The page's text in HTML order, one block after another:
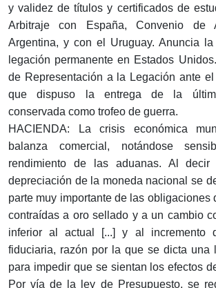
y validez de títulos y certificados de
Arbitraje con España, Convenio de
Argentina, y con el Uruguay. Anuncia
legación permanente en Estados
de Representación a la Legación ante el
que dispuso la entrega de la
conservada como trofeo de guerra.
HACIENDA: La crisis económica
balanza comercial, notándose
rendimiento de las aduanas. Al decir
depreciación de la moneda nacional se
parte muy importante de las obligaciones
contraídas a oro sellado y a un cambio
inferior al actual [...] y al incremento
fiduciaria, razón por la que se dicta una
para impedir que se sientan los efectos
Por vía de la ley de Presupuesto, se